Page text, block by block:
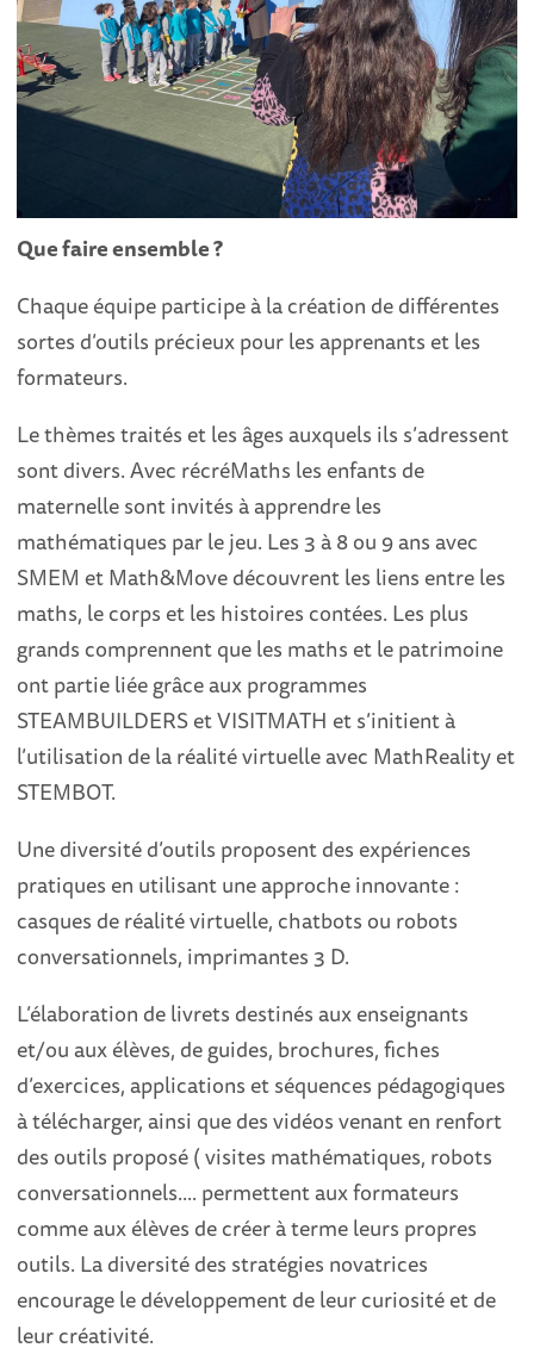
Que faire ensemble ?
Chaque équipe participe à la création de différentes
sortes d’outils précieux pour les apprenants et les
formateurs.
Le thèmes traités et les âges auxquels ils s’adressent
sont divers. Avec récréMaths les enfants de
maternelle sont invités à apprendre les
mathématiques par le jeu. Les 3 à 8 ou 9 ans avec
SMEM et Math&Move découvrent les liens entre les
maths, le corps et les histoires contées. Les plus
grands comprennent que les maths et le patrimoine
ont partie liée grâce aux programmes
STEAMBUILDERS et VISITMATH et s’initient à
l’utilisation de la réalité virtuelle avec MathReality et
STEMBOT.
Une diversité d’outils proposent des expériences
pratiques en utilisant une approche innovante :
casques de réalité virtuelle, chatbots ou robots
conversationnels, imprimantes 3 D.
L’élaboration de livrets destinés aux enseignants
et/ou aux élèves, de guides, brochures, fiches
d’exercices, applications et séquences pédagogiques
à télécharger, ainsi que des vidéos venant en renfort
des outils proposé ( visites mathématiques, robots
conversationnels.... permettent aux formateurs
comme aux élèves de créer à terme leurs propres
outils. La diversité des stratégies novatrices
encourage le développement de leur curiosité et de
leur créativité.